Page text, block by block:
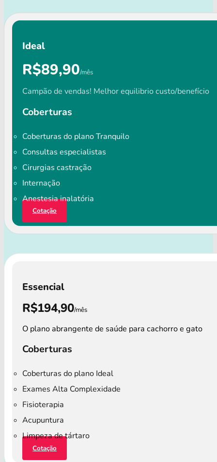
Ideal
R$89,90/mês
Campão de vendas! Melhor equilibrio custo/benefício
Coberturas
Coberturas do plano Tranquilo
Consultas especialistas
Cirurgias castração
Internação
Anestesia inalatória
Cotação
Essencial
R$194,90/mês
O plano abrangente de saúde para cachorro e gato
Coberturas
Coberturas do plano Ideal
Exames Alta Complexidade
Fisioterapia
Acupuntura
Limpeza de tártaro
Cotação